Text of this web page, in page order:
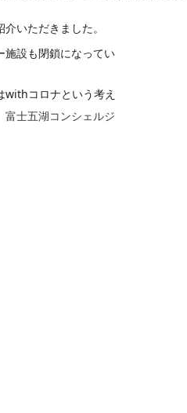
いただきました。
施設も閉鎖になってい
withコロナという考え
富士五湖コンシェルジ